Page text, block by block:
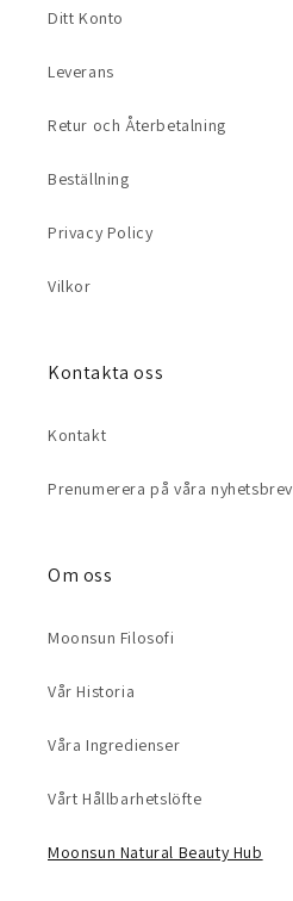
Ditt Konto
Leverans
Retur och Återbetalning
Beställning
Privacy Policy
Vilkor
Kontakta oss
Kontakt
Prenumerera på våra nyhetsbrev
Om oss
Moonsun Filosofi
Vår Historia
Våra Ingredienser
Vårt Hållbarhetslöfte
Moonsun Natural Beauty Hub